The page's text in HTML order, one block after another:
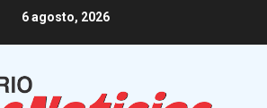
6 agosto, 2026